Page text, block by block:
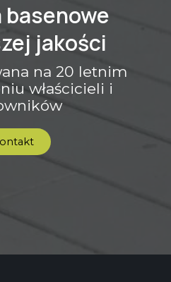
basenowe
jakości
na 20 letnim
właścicieli i